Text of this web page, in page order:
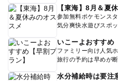
【東海】8月＆夏
参加無料ポケモンス
気分爽快水遊びスポ
いこーよおすすめ
ファミリー向け人気ホ
旅行の予約は早めが
水分補給時は要注